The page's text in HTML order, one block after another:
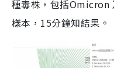
種毒株，包括Omicron
樣本，15分鐘知結果。